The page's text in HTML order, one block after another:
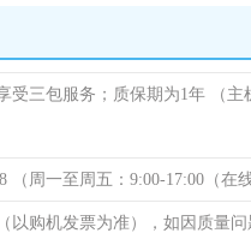
受三包服务；质保期为1年 （
（周一至周五：9:00-17:00（在
以购机发票为准），如因质量